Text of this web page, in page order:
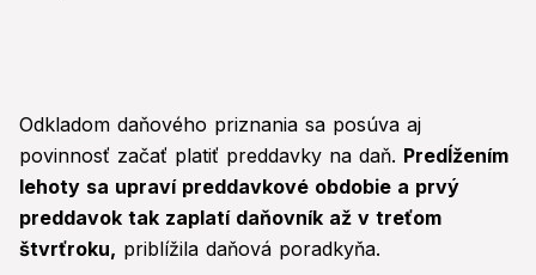
Odkladom daňového priznania sa posúva aj
povinnosť začať platiť preddavky na daň. Predĺžením
lehoty sa upraví preddavkové obdobie a prvý
preddavok tak zaplatí daňovník až v treťom
štvrťroku, priblížila daňová poradkyňa.